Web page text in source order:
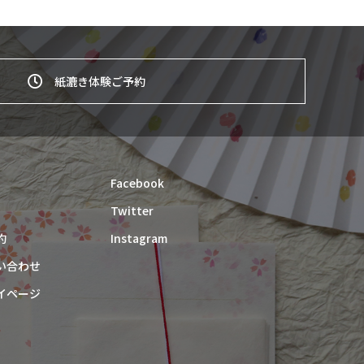
紙漉き体験ご予約
合わせ
ページ
Facebook
Twitter
Instagram